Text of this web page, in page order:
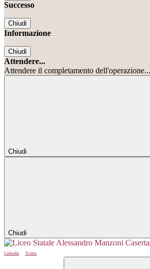
Successo
Chiudi
Informazione
Chiudi
Attendere...
Attendere il completamento dell'operazione...
Chiudi
Chiudi
Linkedin
Twitter